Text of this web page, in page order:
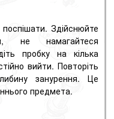
поспішати. Здійснюйте
не намагайтеся
пробку на кілька
вийти. Повторіть
занурення.
Це
предмета.